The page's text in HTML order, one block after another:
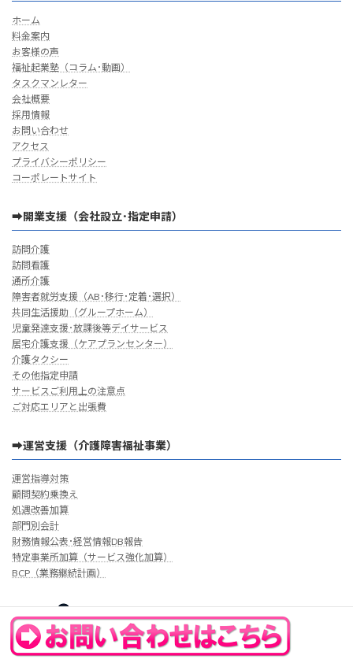
ホーム
料金案内
お客様の声
福祉起業塾（コラム･動画）
タスクマンレター
会社概要
採用情報
お問い合わせ
アクセス
プライバシーポリシー
コーポレートサイト
➡開業支援（会社設立･指定申請）
訪問介護
訪問看護
通所介護
障害者就労支援（AB･移行･定着･選択）
共同生活援助（グループホーム）
児童発達支援･放課後等デイサービス
居宅介護支援（ケアプランセンター）
介護タクシー
その他指定申請
サービスご利用上の注意点
ご対応エリアと出張費
➡運営支援（介護障害福祉事業）
運営指導対策
顧問契約乗換え
処遇改善加算
部門別会計
財務情報公表･経営情報DB報告
特定事業所加算（サービス強化加算）
BCP（業務継続計画）